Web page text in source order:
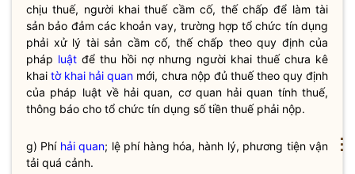
chịu thuế, người khai thuế cầm cố, thế chấp để làm tài
sản bảo đảm các khoản vay, trường hợp tổ chức tín dụng
phải xử lý tài sản cầm cố, thế chấp theo quy định của
pháp luật để thu hồi nợ nhưng người khai thuế chưa kê
khaitờ khai hải quan mới, chưa nộp đủ thuế theo quy định
của pháp luậtvề hải quan, cơ quan hải quan tính thuế,
thông báo cho tổ chức tín dụng số tiền thuế phải nộp.
g) Phí hải quan; lệ phí hàng hóa, hành lý, phương tiện vận
tải quá cảnh.
⋮